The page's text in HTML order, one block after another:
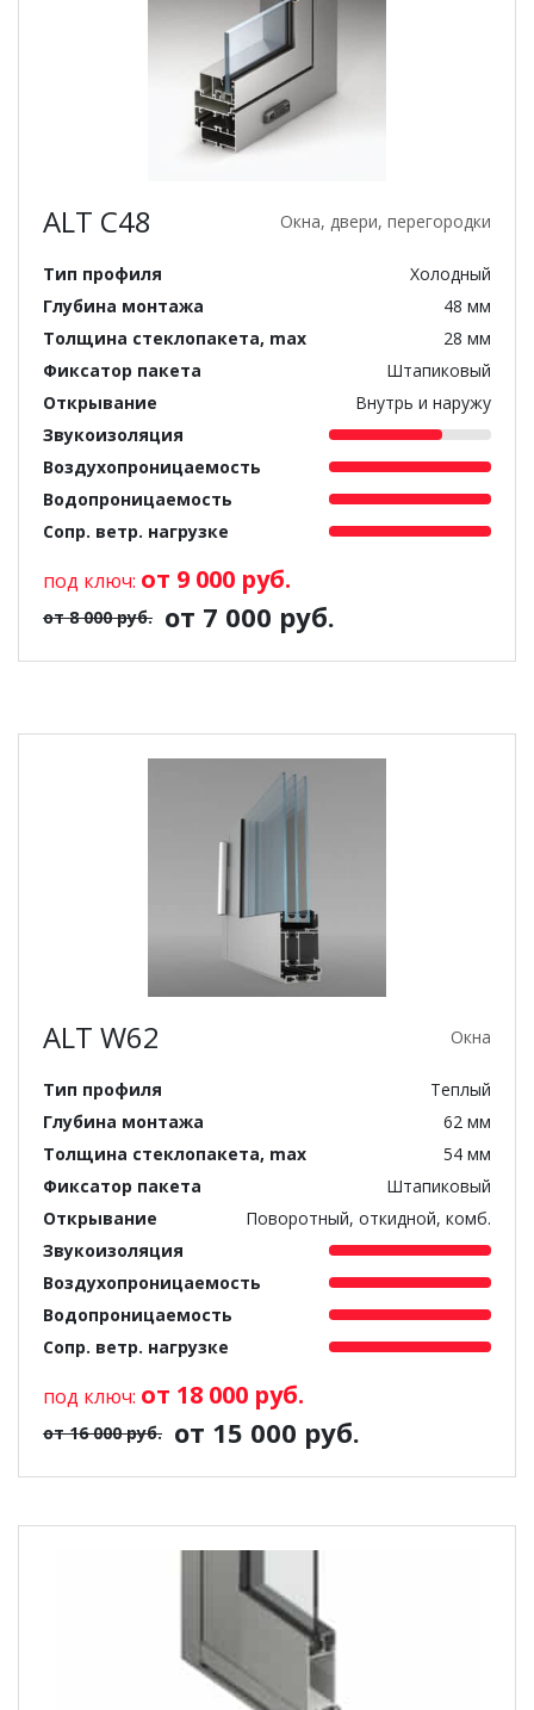
ALT C48 Окна, двери, перегородки
Тип профиля
Холодный
Глубина монтажа
48 мм
Толщина стеклопакета, max
28 мм
Фиксатор пакета
Штапиковый
Открывание
Внутрь и наружу
Звукоизоляция
Воздухопроницаемость
Водопроницаемость
Сопр. ветр. нагрузке
под ключ: от 9 000 руб.
от 8 000 руб. от 7 000 руб.
ALT W62 Окна
Тип профиля
Теплый
Глубина монтажа
62 мм
Толщина стеклопакета, max
54 мм
Фиксатор пакета
Штапиковый
Открывание
Поворотный, откидной, комб.
Звукоизоляция
Воздухопроницаемость
Водопроницаемость
Сопр. ветр. нагрузке
под ключ: от 18 000 руб.
от 16 000 руб. от 15 000 руб.